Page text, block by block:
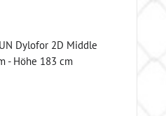
Dylofor 2D Middle
- Höhe 183 cm